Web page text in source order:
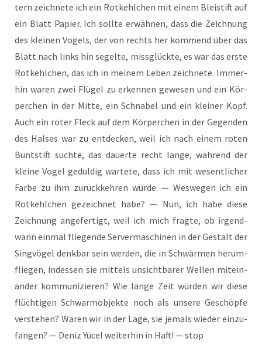
tern zeich­ne­te ich ein Rot­kehl­chen mit einem Blei­stift auf
ein Blatt Papier. Ich soll­te erwäh­nen, dass die Zeich­nung
des klei­nen Vogels, der von rechts her kom­mend über das
Blatt nach links hin segel­te, miss­glück­te, es war das ers­te
Rot­kehl­chen, das ich in mei­nem Leben zeich­ne­te. Immer­
hin waren zwei Flü­gel zu erken­nen gewe­sen und ein Kör­
per­chen in der Mit­te, ein Schna­bel und ein klei­ner Kopf.
Auch ein roter Fleck auf dem Kör­per­chen in der Gegen­den
des Hal­ses war zu ent­de­cken, weil ich nach einem roten
Bunt­stift such­te, das dau­er­te recht lan­ge, wäh­rend der
klei­ne Vogel gedul­dig war­te­te, dass ich mit wesent­li­cher
Far­be zu ihm zurück­keh­ren wür­de. — Wes­we­gen ich ein
Rot­kehl­chen gezeich­net habe? — Nun, ich habe die­se
Zeich­nung ange­fer­tigt, weil ich mich frag­te, ob irgend­
wann ein­mal flie­gen­de Ser­ver­ma­schi­nen in der Gestalt der
Sing­vö­gel denk­bar sein wer­den, die in Schwär­men her­um­
flie­gen, indes­sen sie mit­tels unsicht­ba­rer Wel­len mit­ein­
an­der kom­mu­ni­zie­ren? Wie lan­ge Zeit wür­den wir die­se
flüch­ti­gen Schwarm­ob­jek­te noch als unse­re Geschöp­fe
ver­ste­hen? Wären wir in der Lage, sie jemals wie­der ein­zu­
fan­gen? — Deniz Yücel wei­ter­hin in Haft! — stop